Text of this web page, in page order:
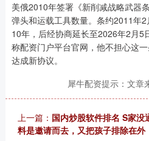
美俄2010年签署《新削减战略武器
弹头和运载工具数量。条约2011年
10年，后经协商延长至2026年2月5
称配资门户平台官网，他不担心这
达成新协议。
犀牛配资提示：文章
上一篇： 国内炒股软件排名 S家
料是邀请而去，又把孩子排除在外